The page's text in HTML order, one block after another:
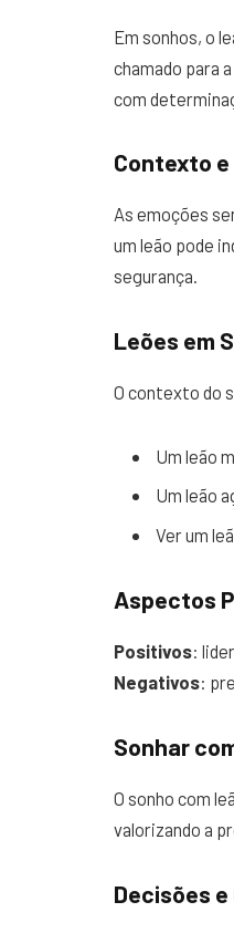
Em sonhos, o
chamado para
com
Contexto e
As emoções
um leão pode
segurança.
Leões em
O contexto do
Um leão
Um leão
Ver um
Aspectos
Positivos:
Negativos:
Sonhar
O sonho com
valorizando a
Decisões